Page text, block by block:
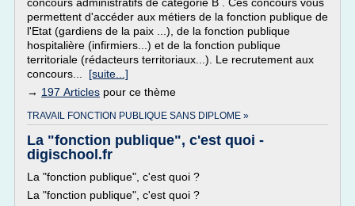
permettent d'accéder aux métiers de la fonction publique de
l'Etat (gardiens de la paix ...), de la fonction publique
hospitalière (infirmiers...) et de la fonction publique
territoriale (rédacteurs territoriaux...). Le recrutement aux
concours... [suite...]
→ 197 Articles pour ce thème
TRAVAIL FONCTION PUBLIQUE SANS DIPLOME »
La "fonction publique", c'est quoi -
digischool.fr
La "fonction publique", c'est quoi ?
La "fonction publique", c'est quoi ?